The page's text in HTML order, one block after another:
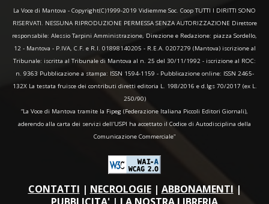
La Voce di Mantova - Copyright(C)1999-2019 Vidiemme Soc. Coop TUTTI I DIRITTI SONO
RISERVATI. NESSUNA RIPRODUZIONE PERMESSA SENZA AUTORIZZAZIONE Direttore
responsabile: Alessio Tarpini Amministrazione, Direzione e Redazione: piazza Sordello,
12 - Mantova - P.IVA, C.F. e R.I. 01898140205 - R.E.A. 0207279 (Mantova) iscrizione al
Tribunale: iscritta al Tribunale di Mantova al n. 25 del 30/11/1992 - iscrizione al ROC:
n. 9363 Pubblicazione a stampa: ISSN 1594-1159 - Pubblicazione online: ISSN 2465-
132X La testata fruisce dei contributi diretti editoria L. 198/2016 e d.lgs 70/2017 (ex L.
250/90)
“La Voce di Mantova tramite la Fipeg (Federazione Italiana Piccoli Editori Giornali),
aderendo alla carta dei servizi dell'USPI ha accettato il Codice di Autodisciplina della
Comunicazione Commerciale"
CONTATTI | NECROLOGIE| ABBONAMENTI |